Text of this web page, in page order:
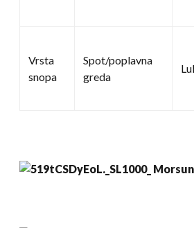
Vrsta
snopa
Spot/poplavna
greda